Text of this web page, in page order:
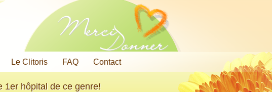
MerciDonner
Le Clitoris FAQ Contact
1er hôpital de ce genre!